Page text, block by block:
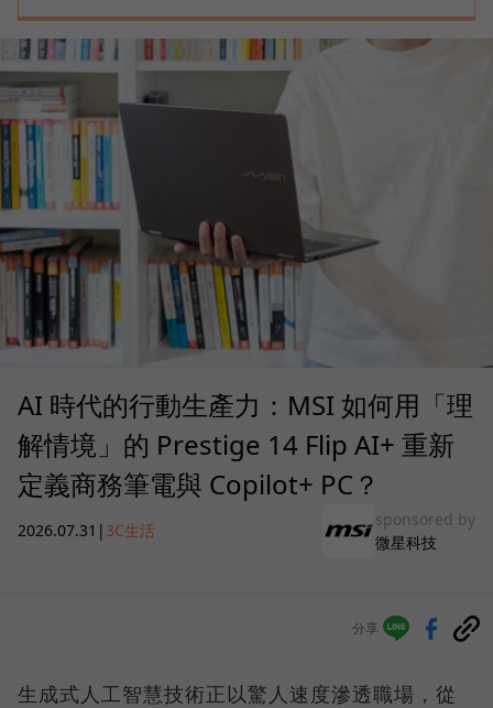
AI 時代的行動生產力：MSI 如何用「理
解情境」的 Prestige 14 Flip AI+ 重新
定義商務筆電與 Copilot+ PC？
2026.07.31 | 3C生活
sponsored by
微星科技
分享
生成式人工智慧技術正以驚人速度滲透職場，從